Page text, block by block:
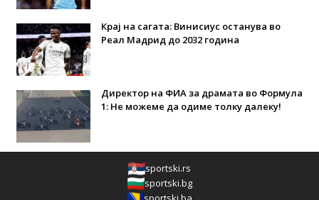
Крај на сагата: Винисиус останува во
Реал Мадрид до 2032 година
Директор на ФИА за драмата во Формула
1: Не можеме да одиме толку далеку!
sportski.rs
sportski.bg